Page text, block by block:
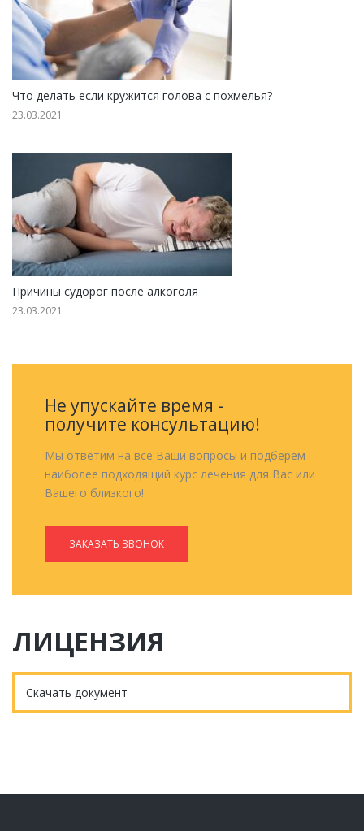
Что делать если кружится голова с похмелья?
23.03.2021
Причины судорог после алкоголя
23.03.2021
Не упускайте время -
получите консультацию!
Мы ответим на все Ваши вопросы и подберем
наиболее подходящий курс лечения для Вас или
Вашего близкого!
ЗАКАЗАТЬ ЗВОНОК
ЛИЦЕНЗИЯ
Скачать документ